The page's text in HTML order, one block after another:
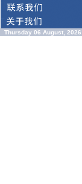
Thursday 06 August, 2026